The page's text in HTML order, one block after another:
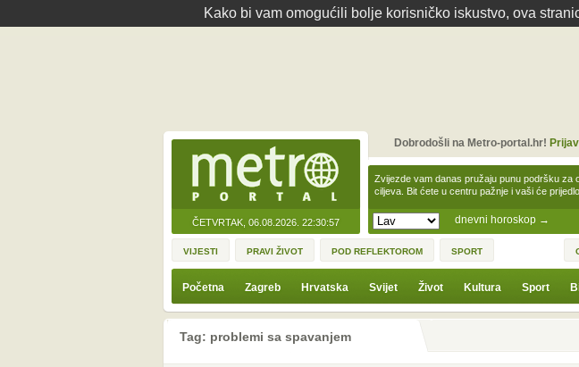
Kako bi vam omogućili bolje korisničko iskustvo, ova
ČETVRTAK, 06.08.2026. 22:30:57 dnevni horoskop →
Zvijezde vam danas pružaju punu podršku za
ciljeva. Bit ćete u centru pažnje i vaši će
Dobrodošli na Metro-portal.hr!
VIJESTI PRAVI ŽIVOT POD REFLEKTOROM SPORT
Početna Zagreb Hrvatska Svijet Život Kultura Sport
Tag: problemi sa spavanjem